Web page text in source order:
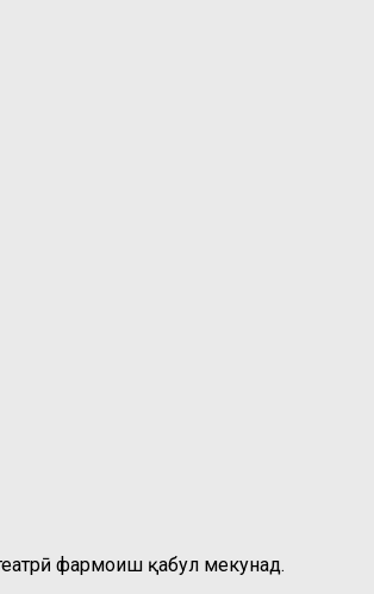
фармоиш қабул мекунад.